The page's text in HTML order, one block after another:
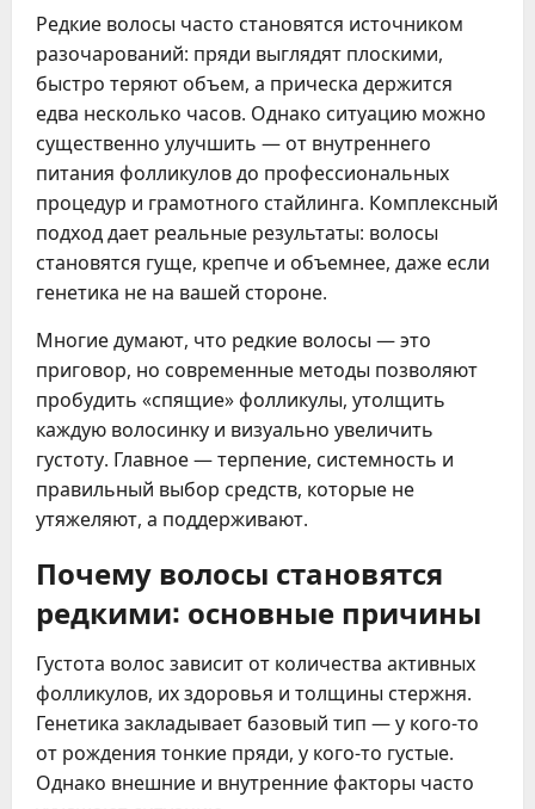
Редкие волосы часто становятся источником
разочарований: пряди выглядят плоскими,
быстро теряют объем, а прическа держится
едва несколько часов. Однако ситуацию можно
существенно улучшить — от внутреннего
питания фолликулов до профессиональных
процедур и грамотного стайлинга. Комплексный
подход дает реальные результаты: волосы
становятся гуще, крепче и объемнее, даже если
генетика не на вашей стороне.
Многие думают, что редкие волосы — это
приговор, но современные методы позволяют
пробудить «спящие» фолликулы, утолщить
каждую волосинку и визуально увеличить
густоту. Главное — терпение, системность и
правильный выбор средств, которые не
утяжеляют, а поддерживают.
Почему волосы становятся
редкими: основные причины
Густота волос зависит от количества активных
фолликулов, их здоровья и толщины стержня.
Генетика закладывает базовый тип — у кого-то
от рождения тонкие пряди, у кого-то густые.
Однако внешние и внутренние факторы часто